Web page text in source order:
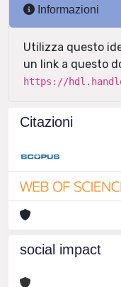
Informazioni
Utilizza questo
un link a questo
https://
Citazioni
social impact